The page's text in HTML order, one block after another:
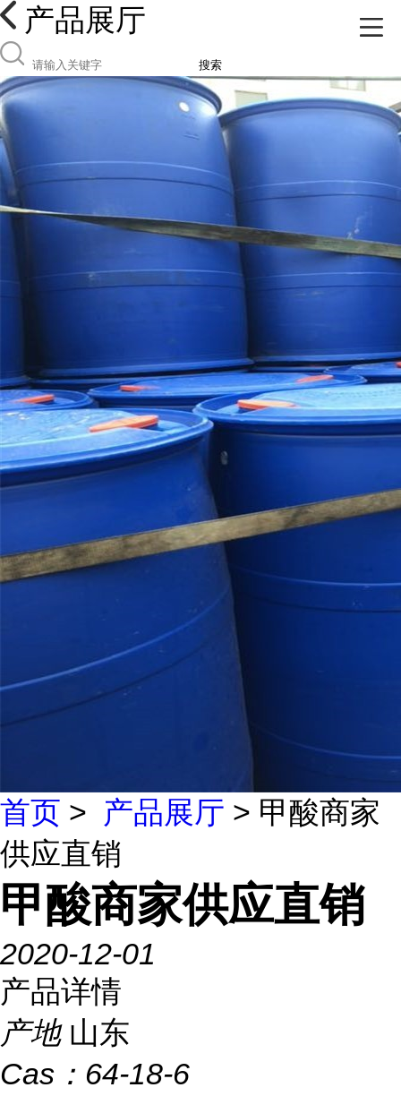
产品展厅
搜索
首页 > 产品展厅 > 甲酸商家
供应直销
甲酸商家供应直销
2020-12-01
产品详情
产地 山东
Cas： 64-18-6